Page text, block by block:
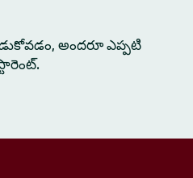
అందరూ ఎప్పటి